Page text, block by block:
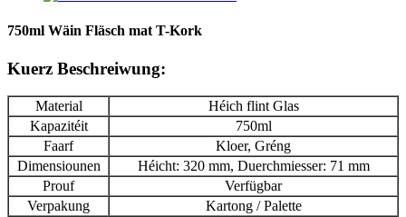
750ml Wäin Fläsch mat T-Kork
Kuerz Beschreiwung:
Material
Héich flint Glas
Kapazitéit
750ml
Faarf
Kloer, Gréng
Dimensiounen
Héicht: 320 mm, Duerchmiesser: 71 mm
Prouf
Verfügbar
Verpakung
Kartong / Palette